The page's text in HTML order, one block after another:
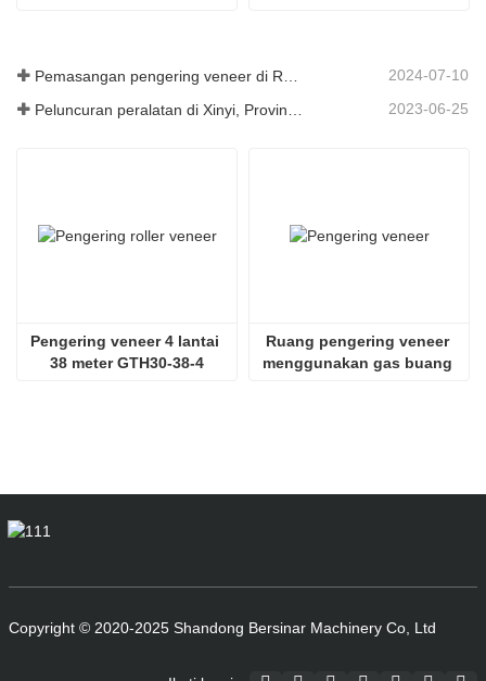
2024-07-10
Peluncuran peralatan di Xinyi, Provinsi Guizhou, Tiongkok 2023-06-25
Pengering veneer 4 lantai
38 meter GTH30-38-4
Ruang pengering veneer
menggunakan gas buang
Copyright © 2020-2025 Shandong Bersinar Machinery Co, Ltd